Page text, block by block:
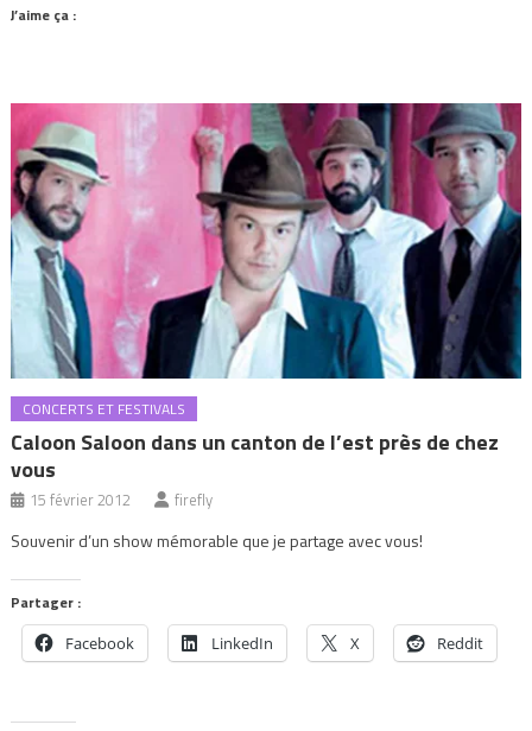
J’aime ça :
CONCERTS ET FESTIVALS
Caloon Saloon dans un canton de l’est près de chez
vous
15 février 2012 firefly
Souvenir d’un show mémorable que je partage avec vous!
Partager :
Facebook LinkedIn X Reddit